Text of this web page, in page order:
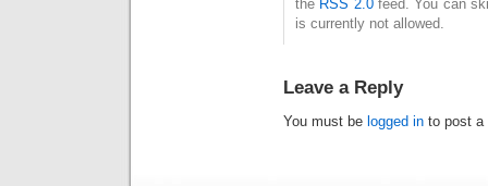
the RSS 2.0feed. You can
is currently not allowed.
Leave a Reply
You must be logged in to post a